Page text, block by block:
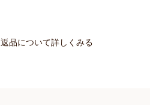
返品について詳しくみる